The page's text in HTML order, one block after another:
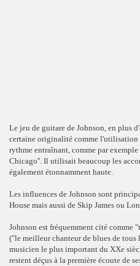
Le jeu de guitare de Johnson, en plus
certaine originalité comme l'utilisation
rythme entraînant, comme par
Chicago''. Il utilisait beaucoup les
également étonnamment haute.
Les influences de Johnson sont
House mais aussi de Skip James ou
Johnson est fréquemment cité comme
("le meilleur chanteur de blues de tous
musicien le plus important du XXe
restent déçus à la première écoute de